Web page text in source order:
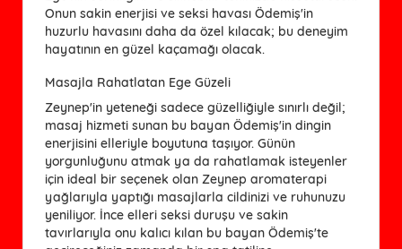
Onun sakin enerjisi ve seksi havası Ödemiş'in
huzurlu havasını daha da özel kılacak; bu deneyim
hayatının en güzel kaçamağı olacak.
Masajla Rahatlatan Ege Güzeli
Zeynep'in yeteneği sadece güzelliğiyle sınırlı değil;
masaj hizmeti sunan bu bayan Ödemiş'in dingin
enerjisini elleriyle boyutuna taşıyor. Günün
yorgunluğunu atmak ya da rahatlamak isteyenler
için ideal bir seçenek olan Zeynep aromaterapi
yağlarıyla yaptığı masajlarla cildinizi ve ruhunuzu
yeniliyor. İnce elleri seksi duruşu ve sakin
tavırlarıyla onu kalıcı kılan bu bayan Ödemiş'te